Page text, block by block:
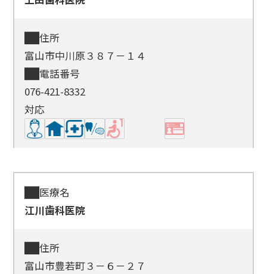
住所
富山市中川原３８７－１４
電話番号
076-421-8332
対応
医療名
江川歯科医院
住所
富山市豊若町３－６－２７